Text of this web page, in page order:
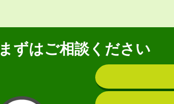
まずはご相談ください